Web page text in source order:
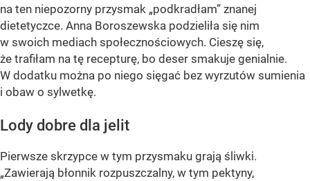
na ten niepozorny przysmak „podkradłam” znanej
dietetyczce. Anna Boroszewska podzieliła się nim
w swoich mediach społecznościowych. Cieszę się,
że trafiłam na tę recepturę, bo deser smakuje genialnie.
W dodatku można po niego sięgać bez wyrzutów sumienia
i obaw o sylwetkę.
Lody dobre dla jelit
Pierwsze skrzypce w tym przysmaku grają śliwki.
„Zawierają błonnik rozpuszczalny, w tym pektyny,